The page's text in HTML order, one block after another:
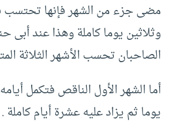
مضى جزء من الشهر فإنها تحتسب
وثلاثين يوما كاملة وهذا عند أبى
الصاحبان تحسب الأشهر الثلاثة
أما الشهر الأول الناقص فتكمل
يوما ثم يزاد عليه عشرة أيام كاملة .‏